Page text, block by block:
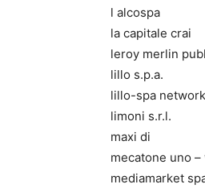
l alcospa
la capitale crai
leroy merlin
lillo s.p.a.
lillo-spa network
limoni s.r.l.
maxi di
mecatone uno
mediamarket